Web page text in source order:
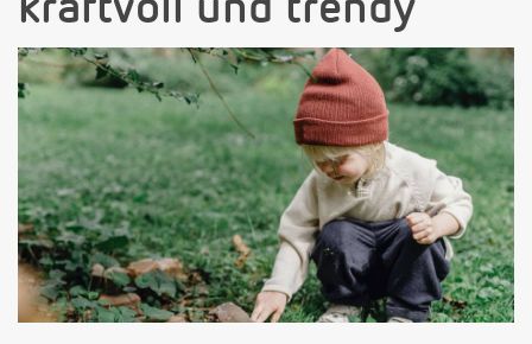
kraftvoll und trendy